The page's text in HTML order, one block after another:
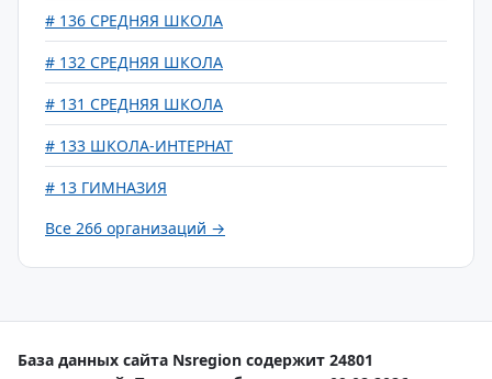
# 136 СРЕДНЯЯ ШКОЛА
# 132 СРЕДНЯЯ ШКОЛА
# 131 СРЕДНЯЯ ШКОЛА
# 133 ШКОЛА-ИНТЕРНАТ
# 13 ГИМНАЗИЯ
Все 266 организаций →
База данных сайта Nsregion содержит 24801